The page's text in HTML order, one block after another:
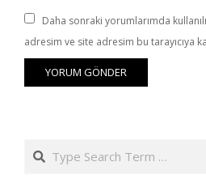
Daha sonraki yorumlarımda
adresim ve site adresim bu tarayıcıya
Search